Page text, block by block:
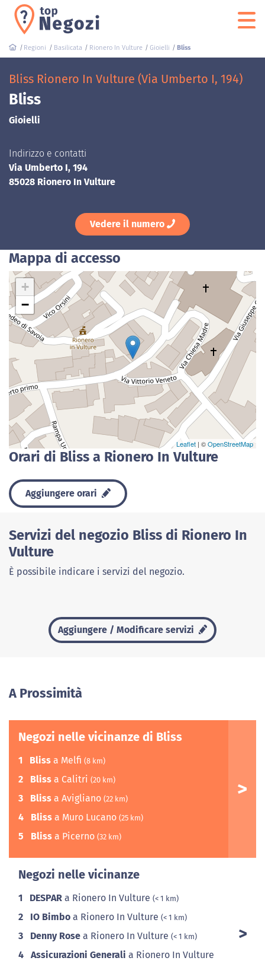
Regioni Basilicata Rionero In Vulture Gioielli Bliss
Bliss Rionero In Vulture (Via Umberto I, 194)
Bliss
Gioielli
Indirizzo e contatti
Via Umberto I, 194
85028 Rionero In Vulture
Vedere il numero
Mappa di accesso
+
−
Leaflet | ©OpenStreetMap
Orari di Bliss a Rionero In Vulture
Aggiungere orari
Servizi del negozio Bliss di Rionero In
Vulture
È possibile indicare i servizi del negozio.
Aggiungere / Modificare servizi
A Prossimità
Negozi nelle vicinanze di Bliss
1 Bliss a Melfi (8 km)
2 Bliss a Calitri (20 km)
3 Bliss a Avigliano (22 km)
4 Bliss a Muro Lucano (25 km)
5 Bliss a Picerno (32 km)
Negozi nelle vicinanze
1 DESPAR a Rionero In Vulture (< 1 km)
2 IO Bimbo a Rionero In Vulture (< 1 km)
3 Denny Rose a Rionero In Vulture (< 1 km)
4 Assicurazioni Generali a Rionero In Vulture